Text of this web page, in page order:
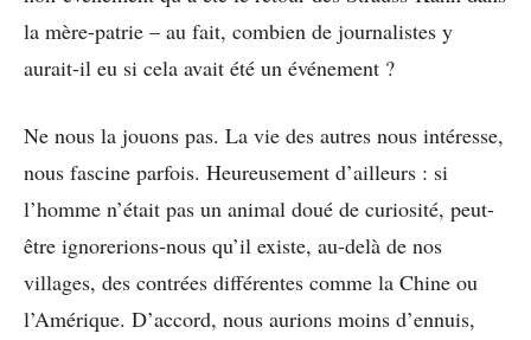
la mère-patrie – au fait, combien de journalistes y
aurait-il eu si cela avait été un événement ?
Ne nous la jouons pas. La vie des autres nous intéresse,
nous fascine parfois. Heureusement d’ailleurs : si
l’homme n’était pas un animal doué de curiosité, peut-
être ignorerions-nous qu’il existe, au-delà de nos
villages, des contrées différentes comme la Chine ou
l’Amérique. D’accord, nous aurions moins d’ennuis,